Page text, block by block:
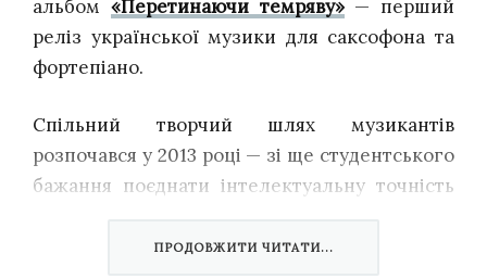
альбом «Перетинаючи темряву»— перший
реліз української музики для саксофона та
фортепіано.
Спільний творчий шлях музикантів
розпочався у 2013 році — зі ще студентського
бажання поєднати інтелектуальну точність
сучасної музики. Вони не бояться контрастів:
ПРОДОВЖИТИ ЧИТАТИ...